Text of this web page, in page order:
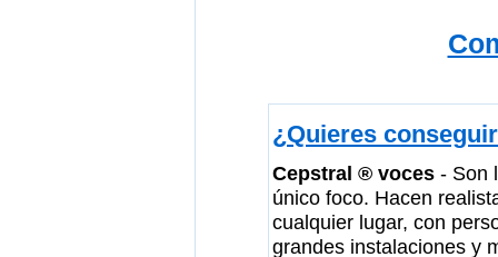
¿Quieres
Cepstral ® voces - Son
único foco. Hacen
cualquier lugar, con
grandes instalaciones y